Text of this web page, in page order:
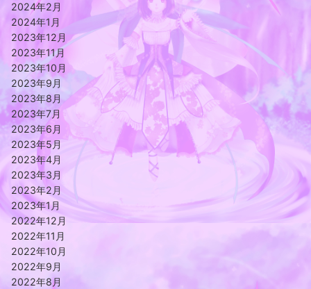
2024年2月
2024年1月
2023年12月
2023年11月
2023年10月
2023年9月
2023年8月
2023年7月
2023年6月
2023年5月
2023年4月
2023年3月
2023年2月
2023年1月
2022年12月
2022年11月
2022年10月
2022年9月
2022年8月